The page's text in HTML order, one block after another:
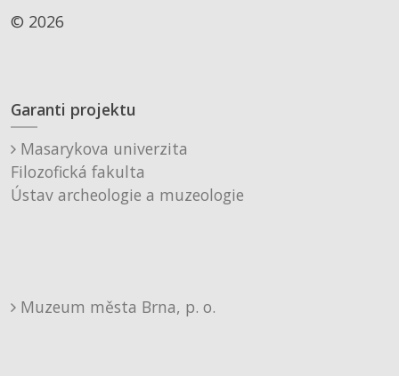
© 2026
Garanti projektu
Masarykova univerzita
Filozofická fakulta
Ústav archeologie a muzeologie
Muzeum města Brna, p. o.